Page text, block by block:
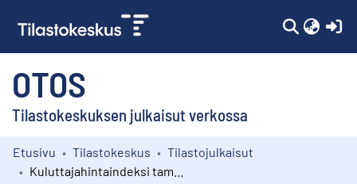
OTOS
Tilastokeskuksen julkaisut verkossa
Kokoelmat
Etusivu Tilastokeskus
Tilastojulkaisut